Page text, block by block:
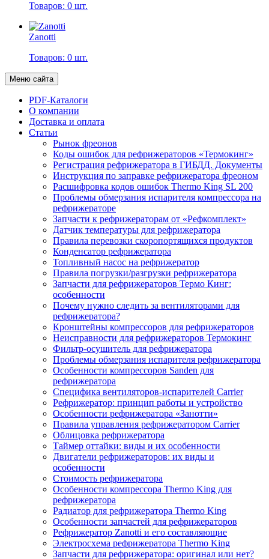
Товаров: 0 шт.
Zanotti
Товаров: 0 шт.
Меню сайта
PDF-Каталоги
О компании
Доставка и оплата
Статьи
Рынок фреонов
Коды ошибок для рефрижераторов «Термокинг»
Регистрация рефрижератора в ГИБДД. Документы
Инструкция по заправке рефрижератора фреоном
Расшифровка кодов ошибок Thermo King SL 200
Проблемы обмерзания испарителя компрессора на
рефрижераторе
Запчасти к рефрижераторам от «Рефкомплект»
Датчик температуры для рефрижератора
Правила перевозки скоропортящихся продуктов
Конденсатор рефрижератора
Топливный насос на рефрижератор
Правила погрузки/разгрузки рефрижератора
Запчасти для рефрижераторов Термо Кинг:
особенности
Почему нужно следить за вентиляторами для
рефрижератора?
Кронштейны компрессоров для рефрижераторов
Неисправности для рефрижераторов Термокинг
Фильтр-осушитель для рефрижератора
Проблемы обмерзания испарителя рефрижератора
Особенности компрессоров Sanden для
рефрижератора
Специфика вентиляторов-испарителей Carrier
Рефрижератор: принцип работы и устройство
Особенности рефрижератора «Занотти»
Правила управления рефрижератором Carrier
Облицовка рефрижератора
Таймер оттайки: виды и их особенности
Двигатели рефрижераторов: их виды и
особенности
Стоимость рефрижератора
Особенности компрессора Thermo King для
рефрижератора
Радиатор для рефрижератора Thermo King
Особенности запчастей для рефрижераторов
Рефрижератор Zanotti и его составляющие
Электросхема рефрижератора Thermo King
Запчасти для рефрижератора: оригинал или нет?